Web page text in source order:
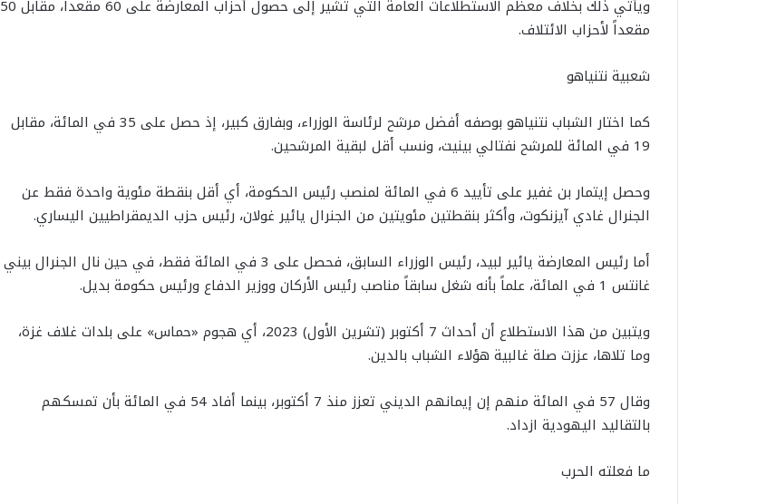
ويأتي ذلك بخلاف معظم الاستطلاعات العامة التي تشير إلى حصول أحزاب المعارضة على 60 مقعداً، مقابل 50
مقعداً لأحزاب الائتلاف.
شعبية نتنياهو
كما اختار الشباب نتنياهو بوصفه أفضل مرشح لرئاسة الوزراء، وبفارق كبير، إذ حصل على 35 في المائة، مقابل
19 في المائة للمرشح نفتالي بينيت، ونسب أقل لبقية المرشحين.
وحصل إيتمار بن غفير على تأييد 6 في المائة لمنصب رئيس الحكومة، أي أقل بنقطة مئوية واحدة فقط عن
الجنرال غادي آيزنكوت، وأكثر بنقطتين مئويتين من الجنرال يائير غولان، رئيس حزب الديمقراطيين اليساري.
أما رئيس المعارضة يائير لبيد، رئيس الوزراء السابق، فحصل على 3 في المائة فقط، في حين نال الجنرال بيني
غانتس 1 في المائة، علماً بأنه شغل سابقاً مناصب رئيس الأركان ووزير الدفاع ورئيس حكومة بديل.
ويتبين من هذا الاستطلاع أن أحداث 7 أكتوبر (تشرين الأول) 2023، أي هجوم «حماس» على بلدات غلاف غزة،
وما تلاها، عززت صلة غالبية هؤلاء الشباب بالدين.
وقال 57 في المائة منهم إن إيمانهم الديني تعزز منذ 7 أكتوبر، بينما أفاد 54 في المائة بأن تمسكهم
بالتقاليد اليهودية ازداد.
ما فعلته الحرب